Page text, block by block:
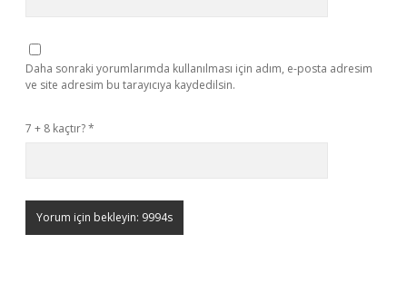
Daha sonraki yorumlarımda kullanılması için adım, e-posta adresim
ve site adresim bu tarayıcıya kaydedilsin.
7 + 8 kaçtır?*